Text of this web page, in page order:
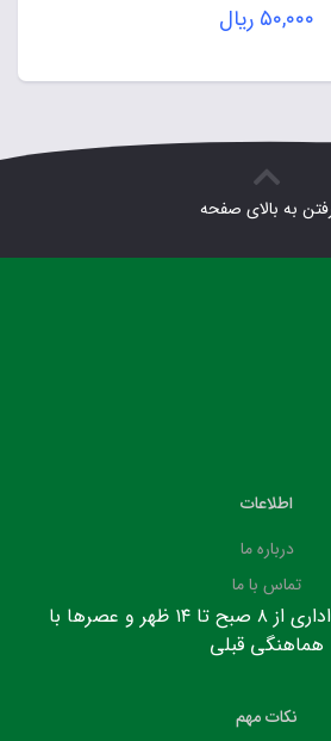
۵۰,۰۰۰ ریال
به بالای صفحه
اطلاعات
درباره ما
تماس با ما
ساعت کاری: ساعت اداری از ۸ صبح تا ۱۴ ظهر و عصرها با
هماهنگی قبلی
نکات مهم